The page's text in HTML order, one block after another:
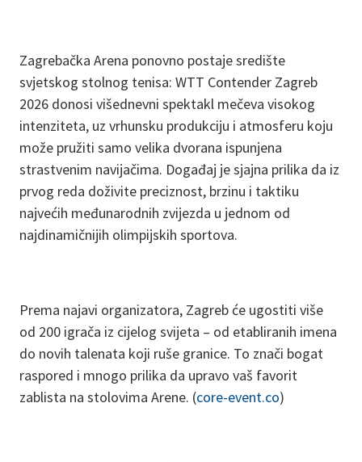
Zagrebačka Arena ponovno postaje središte
svjetskog stolnog tenisa: WTT Contender Zagreb
2026 donosi višednevni spektakl mečeva visokog
intenziteta, uz vrhunsku produkciju i atmosferu koju
može pružiti samo velika dvorana ispunjena
strastvenim navijačima. Događaj je sjajna prilika da iz
prvog reda doživite preciznost, brzinu i taktiku
najvećih međunarodnih zvijezda u jednom od
najdinamičnijih olimpijskih sportova.
Prema najavi organizatora, Zagreb će ugostiti više
od 200 igrača iz cijelog svijeta – od etabliranih imena
do novih talenata koji ruše granice. To znači bogat
raspored i mnogo prilika da upravo vaš favorit
zablista na stolovima Arene. (core-event.co)